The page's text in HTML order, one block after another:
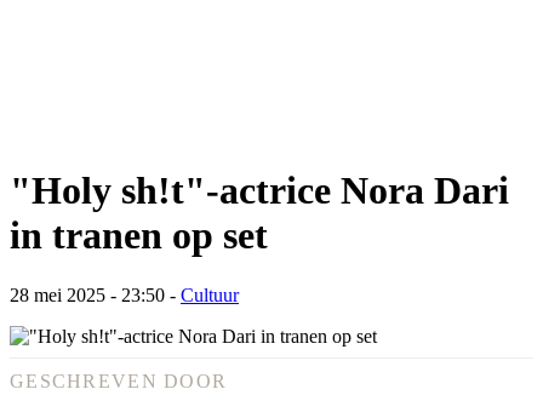
"Holy sh!t"-actrice Nora Dari
in tranen op set
28 mei 2025 - 23:50 - Cultuur
GESCHREVEN DOOR